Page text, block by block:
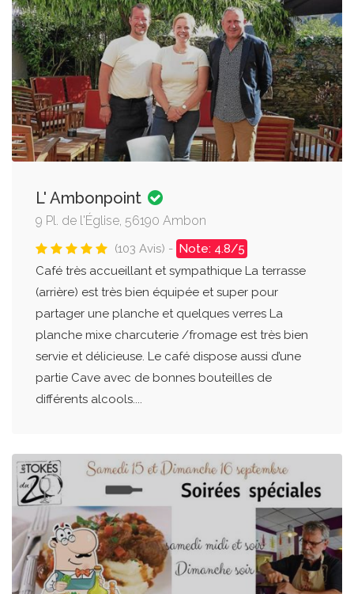
L' Ambonpoint
9 Pl. de l'Église, 56190 Ambon
(103 Avis) - Note: 4.8/5
Café très accueillant et sympathique La terrasse
(arrière) est très bien équipée et super pour
partager une planche et quelques verres La
planche mixe charcuterie /fromage est très bien
servie et délicieuse. Le café dispose aussi d’une
partie Cave avec de bonnes bouteilles de
différents alcools....